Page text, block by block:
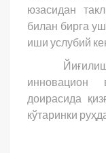
юзасидан
билан бирга
иши услубий
Йиғилиш
доирасида
кўтаринки